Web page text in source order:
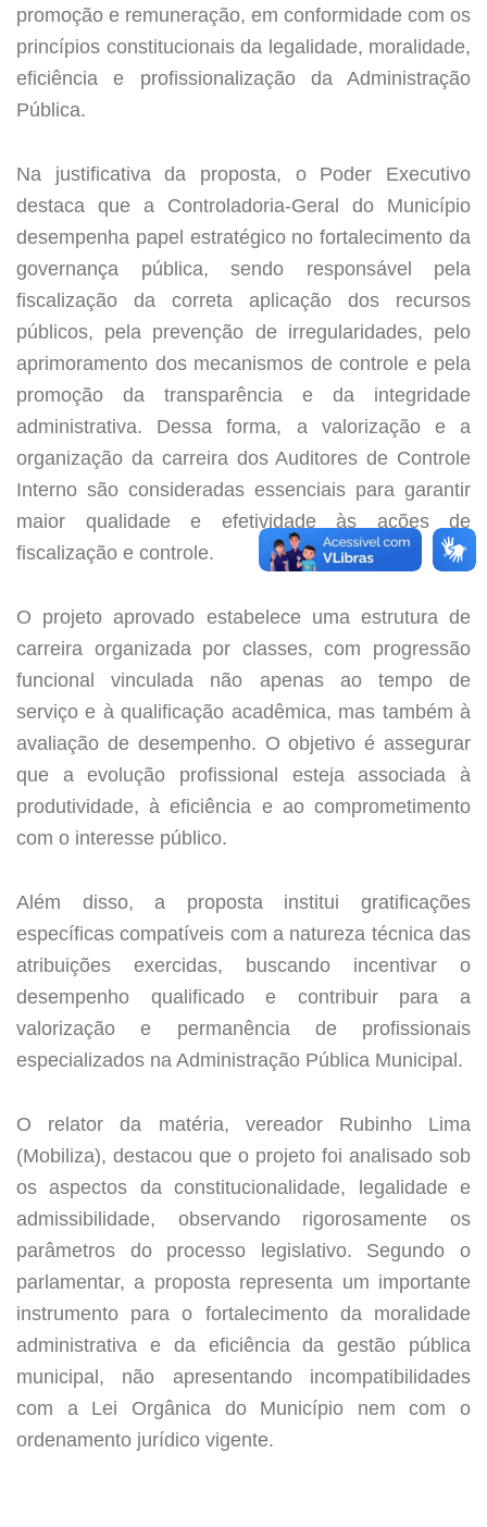
promoção e remuneração, em conformidade com os
princípios constitucionais da legalidade, moralidade,
eficiência e profissionalização da Administração
Pública.
Na justificativa da proposta, o Poder Executivo
destaca que a Controladoria-Geral do Município
desempenha papel estratégico no fortalecimento da
governança pública, sendo responsável pela
fiscalização da correta aplicação dos recursos
públicos, pela prevenção de irregularidades, pelo
aprimoramento dos mecanismos de controle e pela
promoção da transparência e da integridade
administrativa. Dessa forma, a valorização e a
organização da carreira dos Auditores de Controle
Interno são consideradas essenciais para garantir
maior qualidade e efetividade às ações de
fiscalização e controle.
O projeto aprovado estabelece uma estrutura de
carreira organizada por classes, com progressão
funcional vinculada não apenas ao tempo de
serviço e à qualificação acadêmica, mas também à
avaliação de desempenho. O objetivo é assegurar
que a evolução profissional esteja associada à
produtividade, à eficiência e ao comprometimento
com o interesse público.
Além disso, a proposta institui gratificações
específicas compatíveis com a natureza técnica das
atribuições exercidas, buscando incentivar o
desempenho qualificado e contribuir para a
valorização e permanência de profissionais
especializados na Administração Pública Municipal.
O relator da matéria, vereador Rubinho Lima
(Mobiliza), destacou que o projeto foi analisado sob
os aspectos da constitucionalidade, legalidade e
admissibilidade, observando rigorosamente os
parâmetros do processo legislativo. Segundo o
parlamentar, a proposta representa um importante
instrumento para o fortalecimento da moralidade
administrativa e da eficiência da gestão pública
municipal, não apresentando incompatibilidades
com a Lei Orgânica do Município nem com o
ordenamento jurídico vigente.